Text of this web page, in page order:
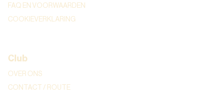
FAQ EN VOORWAARDEN
COOKIEVERKLARING
Club
OVER ONS
CONTACT / ROUTE